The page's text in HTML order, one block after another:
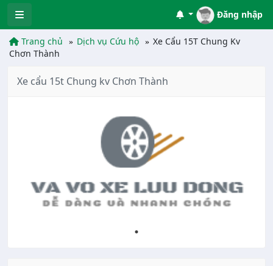
Đăng nhập
Trang chủ Dịch vụ Cứu hộ
Xe Cẩu 15T Chung Kv
Chơn Thành
Xe cẩu 15t Chung kv Chơn Thành